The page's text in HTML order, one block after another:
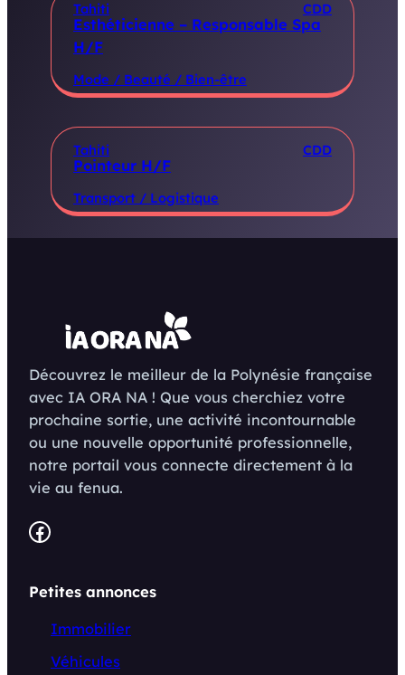
Tahiti CDD
Esthéticienne – Responsable Spa
H/F
Mode / Beauté / Bien-être
Tahiti CDD
Pointeur H/F
Transport / Logistique
Découvrez le meilleur de la Polynésie française
avec IA ORA NA ! Que vous cherchiez votre
prochaine sortie, une activité incontournable
ou une nouvelle opportunité professionnelle,
notre portail vous connecte directement à la
vie au fenua.
Facebook
Petites annonces
Immobilier
Véhicules